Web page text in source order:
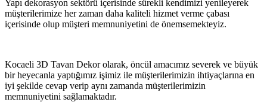
Yapı dekorasyon sektörü içerisinde sürekli kendimizi yenileyerek
müşterilerimize her zaman daha kaliteli hizmet verme çabası
içerisinde olup müşteri memnuniyetini de önemsemekteyiz.
Kocaeli 3D Tavan Dekor olarak, öncül amacımız severek ve büyük
bir heyecanla yaptığımız işimiz ile müşterilerimizin ihtiyaçlarına en
iyi şekilde cevap verip aynı zamanda müşterilerimizin
memnuniyetini sağlamaktadır.